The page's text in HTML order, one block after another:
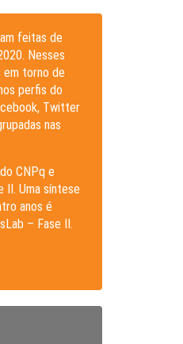
feitas de
Nesses
em torno de
perfis do
Twitter
nas
CNPq e
II. Uma síntese
anos é
– Fase II.